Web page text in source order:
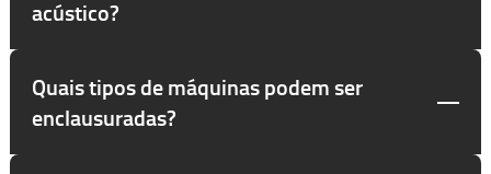
acústico?
Quais tipos de máquinas podem ser
enclausuradas?